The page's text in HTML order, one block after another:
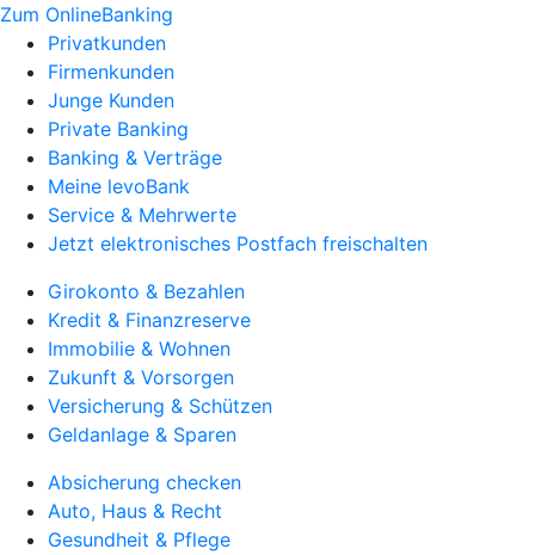
Zum OnlineBanking
Privatkunden
Firmenkunden
Junge Kunden
Private Banking
Banking & Verträge
Meine levoBank
Service & Mehrwerte
Jetzt elektronisches Postfach freischalten
Girokonto & Bezahlen
Kredit & Finanzreserve
Immobilie & Wohnen
Zukunft & Vorsorgen
Versicherung & Schützen
Geldanlage & Sparen
Absicherung checken
Auto, Haus & Recht
Gesundheit & Pflege